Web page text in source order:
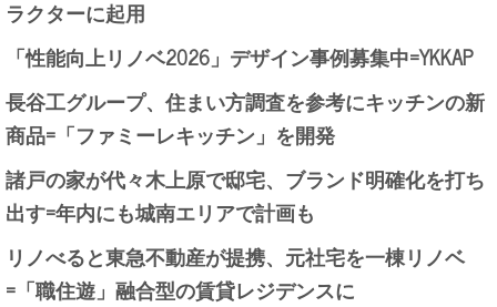
ラクターに起用
「性能向上リノベ2026」デザイン事例募集中=YKKAP
長谷工グループ、住まい方調査を参考にキッチンの新
商品=「ファミーレキッチン」を開発
諸戸の家が代々木上原で邸宅、ブランド明確化を打ち
出す=年内にも城南エリアで計画も
リノべると東急不動産が提携、元社宅を一棟リノベ
=「職住遊」融合型の賃貸レジデンスに